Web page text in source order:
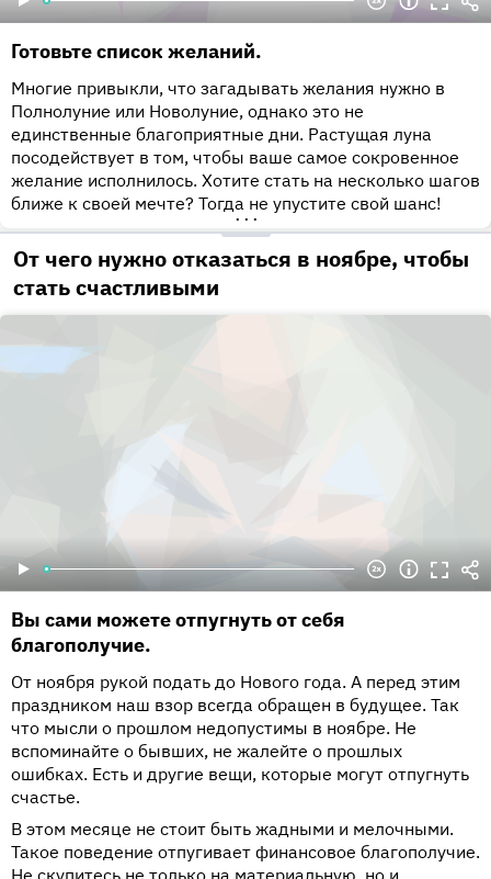
Готовьте список желаний.
Многие привыкли, что загадывать желания нужно в
Полнолуние или Новолуние, однако это не
единственные благоприятные дни. Растущая луна
посодействует в том, чтобы ваше самое сокровенное
желание исполнилось. Хотите стать на несколько шагов
ближе к своей мечте? Тогда не упустите свой шанс!
•••
От чего нужно отказаться в ноябре, чтобы
стать счастливыми
Вы сами можете отпугнуть от себя
благополучие.
От ноября рукой подать до Нового года. А перед этим
праздником наш взор всегда обращен в будущее. Так
что мысли о прошлом недопустимы в ноябре. Не
вспоминайте о бывших, не жалейте о прошлых
ошибках. Есть и другие вещи, которые могут отпугнуть
счастье.
В этом месяце не стоит быть жадными и мелочными.
Такое поведение отпугивает финансовое благополучие.
Не скупитесь не только на материальную, но и